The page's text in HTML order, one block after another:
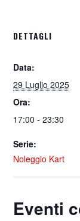
DETTAGLI
Data:
29 Luglio 2025
Ora:
17:00 - 23:30
Serie:
Noleggio Kart
Eventi